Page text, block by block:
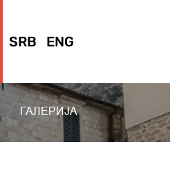
SRB ENG
ГАЛЕРИЈА